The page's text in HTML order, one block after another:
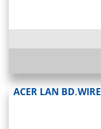
ACER LAN